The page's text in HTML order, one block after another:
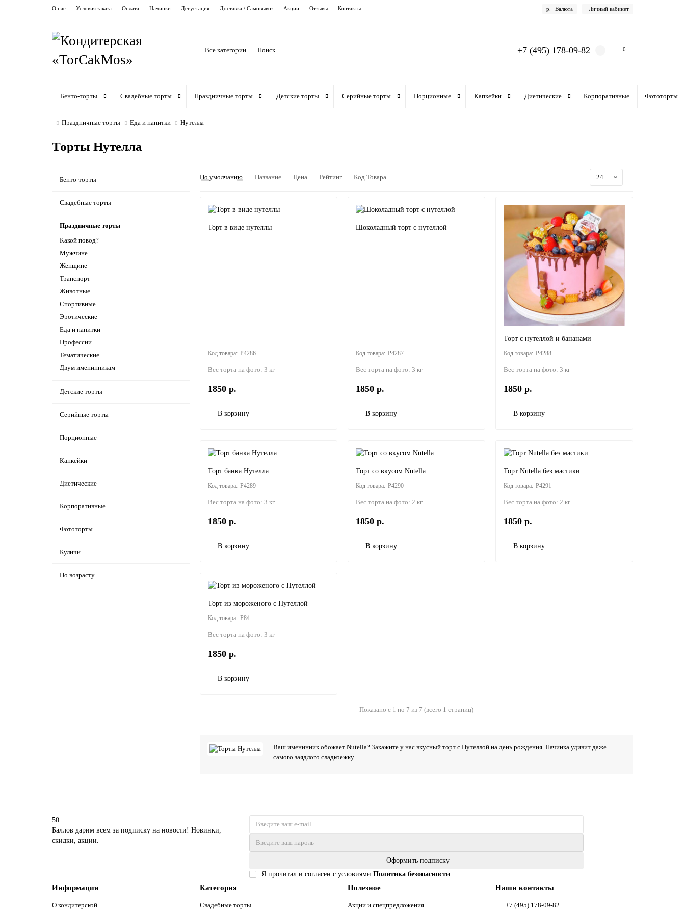
О нас Условия заказа Оплата Начинки Дегустация Доставка / Самовывоз Акции Отзывы Контакты р. Валюта Личный кабинет
Все категории +7 (495) 178-09-82 0
Бенто-торты Свадебные торты Праздничные торты Детские торты Серийные торты Порционные Капкейки Диетические Корпоративные Фототорты
Праздничные торты Еда и напитки Нутелла
Торты Нутелла
Бенто-торты
Свадебные торты
Праздничные торты
Какой повод?
Мужчине
Женщине
Транспорт
Животные
Спортивные
Эротические
Еда и напитки
Профессии
Тематические
Двум именинникам
Детские торты
Серийные торты
Порционные
Капкейки
Диетические
Корпоративные
Фототорты
Куличи
По возрасту
По умолчанию Название Цена Рейтинг Код Товара
Торт в виде нутеллы
P4286
Вес торта на фото: 3 кг
1850 р.
В корзину
Шоколадный торт с нутеллой
P4287
Вес торта на фото: 3 кг
1850 р.
В корзину
Торт с нутеллой и бананами
P4288
Вес торта на фото: 3 кг
1850 р.
В корзину
Торт банка Нутелла
P4289
Вес торта на фото: 3 кг
1850 р.
В корзину
Торт со вкусом Nutella
P4290
Вес торта на фото: 2 кг
1850 р.
В корзину
Торт Nutella без мастики
P4291
Вес торта на фото: 2 кг
1850 р.
В корзину
Торт из мороженого с Нутеллой
P84
Вес торта на фото: 3 кг
1850 р.
В корзину
Показано с 1 по 7 из 7 (всего 1 страниц)
Ваш именинник обожает Nutella? Закажите у нас вкусный торт с Нутеллой на день рождения. Начинка удивит даже
самого заядлого сладкоежку.
50
Баллов дарим всем за подписку на новости! Новинки,
скидки, акции.
Оформить подписку
Я прочитал и согласен с условиями Политика безопасности
Информация
О кондитерской
Категория
Свадебные торты
Полезное
Акции и спецпредложения
Наши контакты
+7 (495) 178-09-82